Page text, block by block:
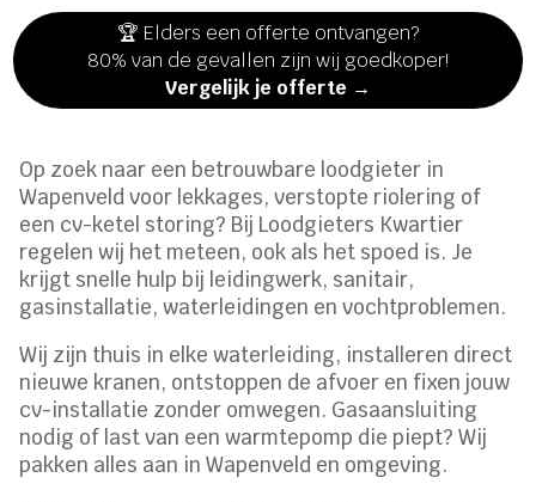
🏆 Elders een offerte ontvangen?
80% van de gevallen zijn wij goedkoper!
Vergelijk je offerte →
Op zoek naar een betrouwbare loodgieter in
Wapenveld voor lekkages, verstopte riolering of
een cv-ketel storing? Bij Loodgieters Kwartier
regelen wij het meteen, ook als het spoed is. Je
krijgt snelle hulp bij leidingwerk, sanitair,
gasinstallatie, waterleidingen en vochtproblemen.
Wij zijn thuis in elke waterleiding, installeren direct
nieuwe kranen, ontstoppen de afvoer en fixen jouw
cv-installatie zonder omwegen. Gasaansluiting
nodig of last van een warmtepomp die piept? Wij
pakken alles aan in Wapenveld en omgeving.